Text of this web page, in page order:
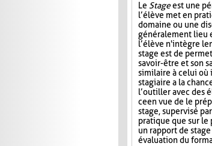
Le Stageest une
l’élève met en
domaine ou une
généralement lieu
l’élève n'intègre le
stage est de
savoir-être et son
similaire à celui où
stagiaire a la
l’outiller avec des
ce en vue de le
stage, supervisé
pratique que sur le
un rapport de
évaluation du